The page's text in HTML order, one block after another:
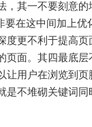
其一不要刻意的
在这中间加上
更不利于提高
面。其四最底层
用户在浏览到
不堆砌关键词